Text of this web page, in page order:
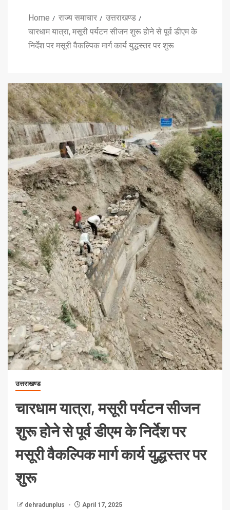
Home राज्य समाचार
उत्तराखण्ड
चारधाम यात्रा, मसूरी पर्यटन सीजन शुरू होने से पूर्व डीएम के
निर्देश पर मसूरी वैकल्पिक मार्ग कार्य युद्धस्तर पर शुरू
उत्तराखण्ड
चारधाम यात्रा, मसूरी पर्यटन सीजन
शुरू होने से पूर्व डीएम के निर्देश पर
मसूरी वैकल्पिक मार्ग कार्य युद्धस्तर पर
शुरू
dehradunplus April 17, 2025